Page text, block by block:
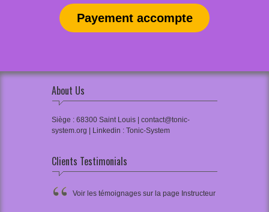
Payement accompte
About Us
Siège : 68300 Saint Louis | contact@tonic-
system.org | Linkedin : Tonic-System
Clients Testimonials
Voir les témoignages sur la page Instructeur